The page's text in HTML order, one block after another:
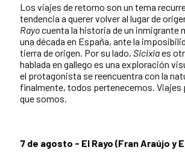
Los viajes de retorno son un tema
tendencia a querer volver al lugar de
Rayocuenta la historia de un inmigrante
una década en España, ante la
tierra de origen. Por su lado, Sicixiaes
hablada en gallego es una exploración
el protagonista se reencuentra con la
finalmente, todos pertenecemos. Viajes
que somos.
7 de agosto - El Rayo (Fran Araújo y